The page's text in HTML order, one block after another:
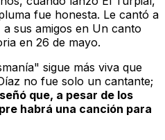
fue honesta. Le cantó a
a sus amigos en Un canto
en 26 de mayo.
sigue más viva que
no fue solo un cantante;
que, a pesar de los
habrá una canción para